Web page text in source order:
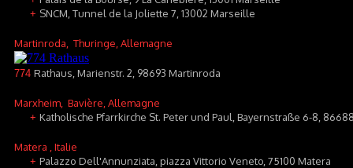
+ SNCM, Tunnel de la Joliette 7, 13002 Marseille
Martinroda , Thuringe, Allemagne
774 Rathaus, Marienstr. 2, 98693 Martinroda
Marxheim , Bavière, Allemagne
+ Katholische Pfarrkirche St. Peter und Paul, Bayernstraße 6-8,
Matera , Italie
+ Palazzo Dell'Annunziata, piazza Vittorio Veneto, 75100 Matera